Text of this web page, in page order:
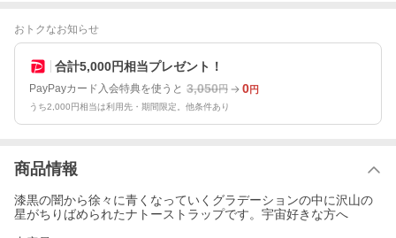
おトクなお知らせ
合計5,000円相当プレゼント！
PayPayカード入会特典を使うと 3,050円 0円
うち2,000円相当は利用先・期間限定。他条件あり
商品情報
漆黒の闇から徐々に青くなっていくグラデーションの中に沢山の
星がちりばめられたナトーストラップです。宇宙好きな方へ